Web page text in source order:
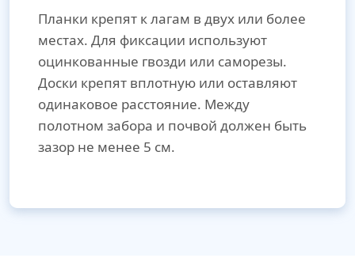
Планки крепят к лагам в двух или более
местах. Для фиксации используют
оцинкованные гвозди или саморезы.
Доски крепят вплотную или оставляют
одинаковое расстояние. Между
полотном забора и почвой должен быть
зазор не менее 5 см.